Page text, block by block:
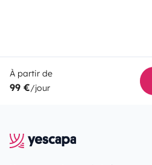
À partir de
99 €/jour